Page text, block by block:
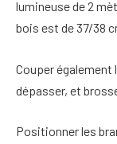
lumineuse de 2
bois est de 37/38
Couper
dépasser, et
Positionner les